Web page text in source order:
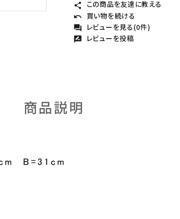
share この商品を友達に教える
undo 買い物を続ける
forum レビューを見る(0件)
rate_review レビューを投稿
商品説明